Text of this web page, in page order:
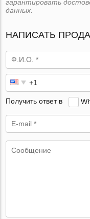
гарантировать
данных.
НАПИСАТЬ
Получить ответ в